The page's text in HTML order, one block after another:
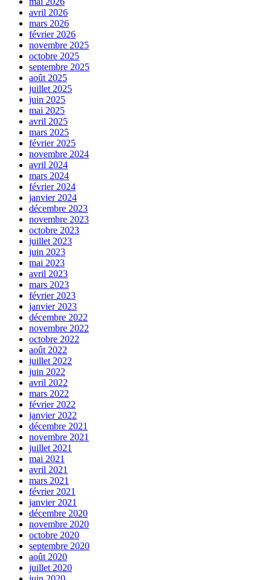
avril 2026
mars 2026
février 2026
novembre 2025
octobre 2025
septembre 2025
août 2025
juillet 2025
juin 2025
mai 2025
avril 2025
mars 2025
février 2025
novembre 2024
avril 2024
mars 2024
février 2024
janvier 2024
décembre 2023
novembre 2023
octobre 2023
juillet 2023
juin 2023
mai 2023
avril 2023
mars 2023
février 2023
janvier 2023
décembre 2022
novembre 2022
octobre 2022
août 2022
juillet 2022
juin 2022
avril 2022
mars 2022
février 2022
janvier 2022
décembre 2021
novembre 2021
juillet 2021
mai 2021
avril 2021
mars 2021
février 2021
janvier 2021
décembre 2020
novembre 2020
octobre 2020
septembre 2020
août 2020
juillet 2020